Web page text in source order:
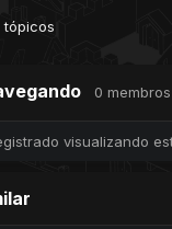
tópicos
0
visualizando